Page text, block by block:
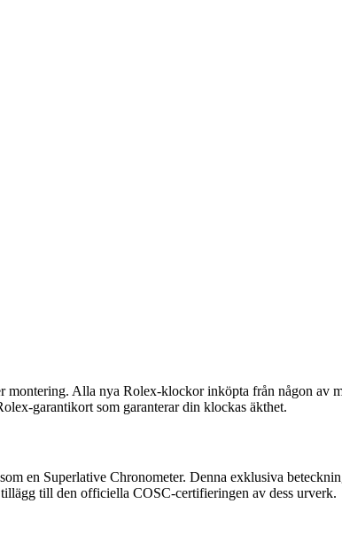
Alla nya Rolex-klockor inköpta från någon av
garantikort som garanterar din klockas äkthet.
en Superlative Chronometer. Denna exklusiva
till den officiella COSC-certifieringen av dess urverk.